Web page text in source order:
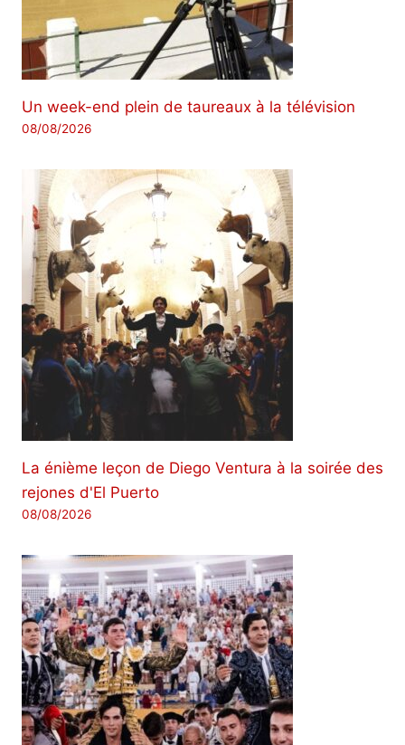
Un week-end plein de taureaux à la télévision
08/08/2026
La énième leçon de Diego Ventura à la soirée des
rejones d'El Puerto
08/08/2026